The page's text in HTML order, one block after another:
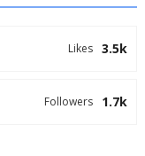
3.5k
Likes
1.7k
Followers